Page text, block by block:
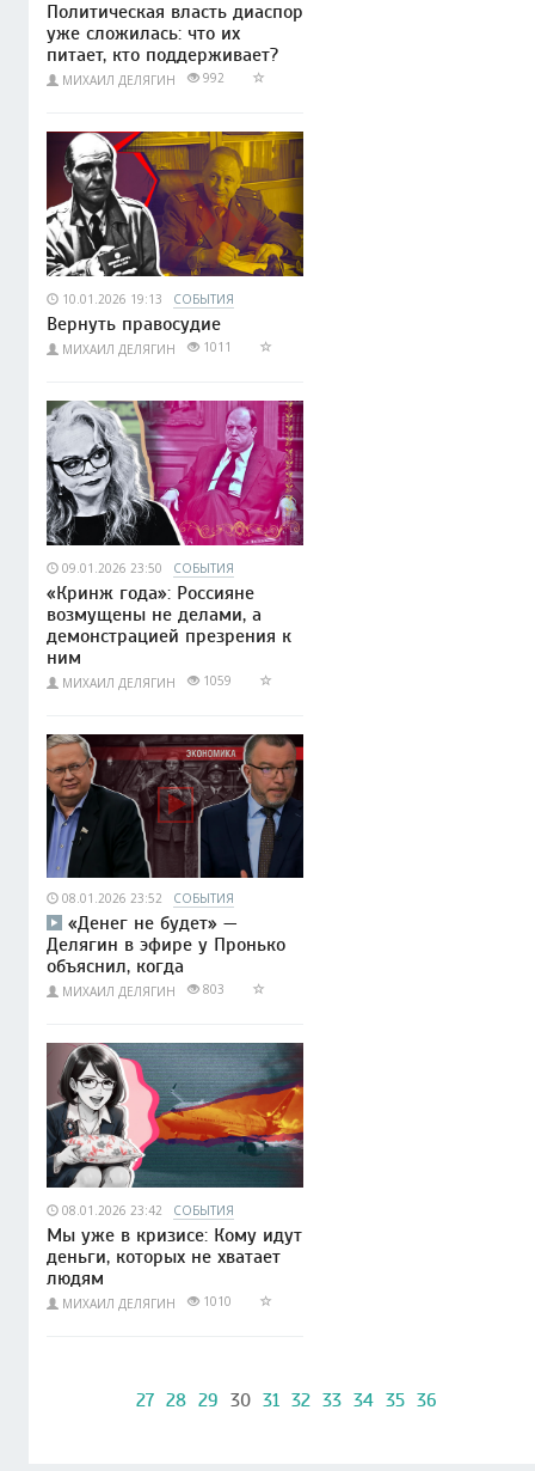
Политическая власть диаспор
уже сложилась: что их
питает, кто поддерживает?
МИХАИЛ ДЕЛЯГИН 992
10.01.2026 19:13 СОБЫТИЯ
Вернуть правосудие
МИХАИЛ ДЕЛЯГИН 1011
09.01.2026 23:50 СОБЫТИЯ
«Кринж года»: Россияне
возмущены не делами, а
демонстрацией презрения к
ним
МИХАИЛ ДЕЛЯГИН 1059
08.01.2026 23:52 СОБЫТИЯ
«Денег не будет» —
Делягин в эфире у Пронько
объяснил, когда
МИХАИЛ ДЕЛЯГИН 803
08.01.2026 23:42 СОБЫТИЯ
Мы уже в кризисе: Кому идут
деньги, которых не хватает
людям
МИХАИЛ ДЕЛЯГИН 1010
27 28 29 30 31 32 33 34 35 36